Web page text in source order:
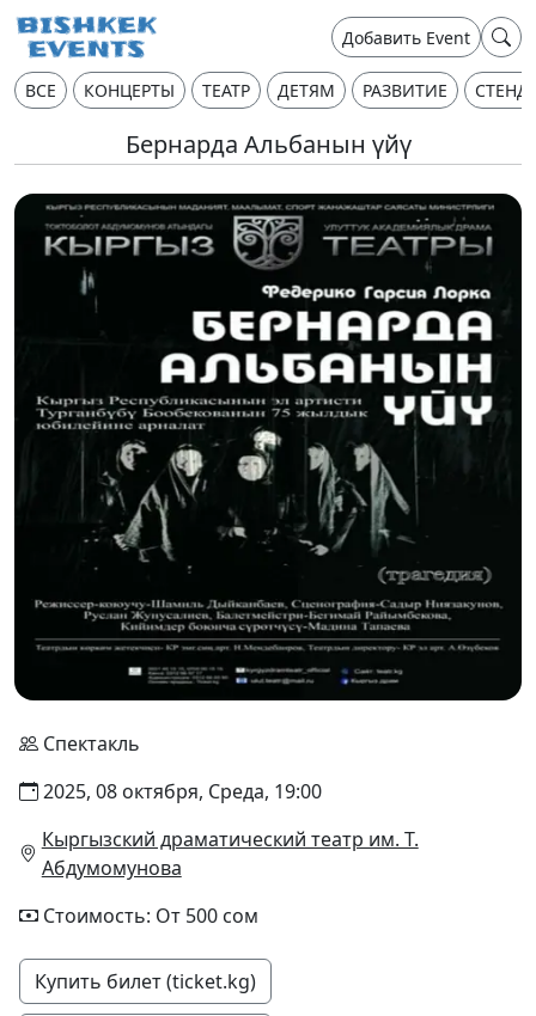
Добавить Event
ВСЕ КОНЦЕРТЫ ТЕАТР ДЕТЯМ РАЗВИТИЕ
Бернарда Альбанын үйү
Спектакль
2025, 08 октября, Среда, 19:00
Кыргызский драматический театр им. Т.
Абдумомунова
Стоимость: От 500 сом
Купить билет (ticket.kg)